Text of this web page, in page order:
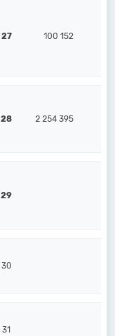
27 100 152
28 2 254 395
29
30
31